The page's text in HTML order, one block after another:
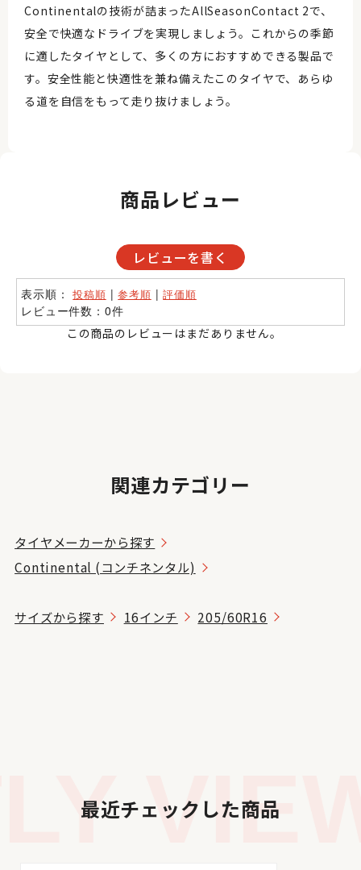
Continentalの技術が詰まったAllSeasonContact 2で、
安全で快適なドライブを実現しましょう。これからの季節
に適したタイヤとして、多くの方におすすめできる製品で
す。安全性能と快適性を兼ね備えたこのタイヤで、あらゆ
る道を自信をもって走り抜けましょう。
商品レビュー
レビューを書く
表示順：投稿順 |参考順 |評価順
レビュー件数：0件
この商品のレビューはまだありません。
関連カテゴリー
タイヤメーカーから探す
Continental (コンチネンタル)
サイズから探す 16インチ 205/60R16
最近チェックした商品